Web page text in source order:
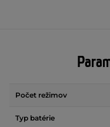
Počet režimov
Typ batérie